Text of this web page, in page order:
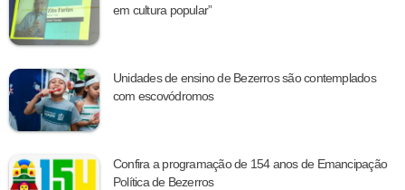
em cultura popular”
Unidades de ensino de Bezerros são contemplados
com escovódromos
Confira a programação de 154 anos de Emancipação
Política de Bezerros